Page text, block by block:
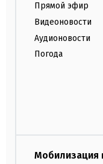
Прямой эфир
Видеоновости
Аудионовости
Погода
Мобилизация